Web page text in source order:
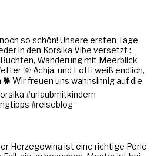
so schön! Unsere ersten Tage
in den Korsika Vibe versetzt :
Wanderung mit Meerblick
🌞 Achja, und Lotti weiß endlich,
Wir freuen uns wahnsinnig auf die
#urlaubmitkindern
#reiseblog